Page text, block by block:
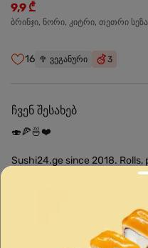
9,9 ₾
ბრინჯი, ნორი, კიტრი, თეთრი
16 🥦 ვეგანური 3
ჩვენ შესახებ
🍣🍕🍜❤️
Sushi24.ge since 2018. Rolls,
prepared for you. Choose